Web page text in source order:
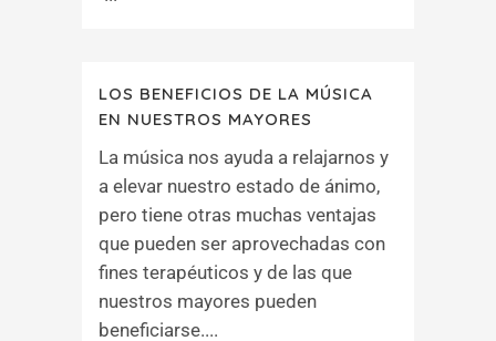
LOS BENEFICIOS DE LA MÚSICA
EN NUESTROS MAYORES
La música nos ayuda a relajarnos y
a elevar nuestro estado de ánimo,
pero tiene otras muchas ventajas
que pueden ser aprovechadas con
fines terapéuticos y de las que
nuestros mayores pueden
beneficiarse....